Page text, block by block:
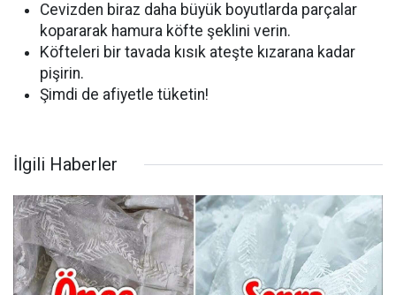
Cevizden biraz daha büyük boyutlarda parçalar
kopararak hamura köfte şeklini verin.
Köfteleri bir tavada kısık ateşte kızarana kadar
pişirin.
Şimdi de afiyetle tüketin!
İlgili Haberler